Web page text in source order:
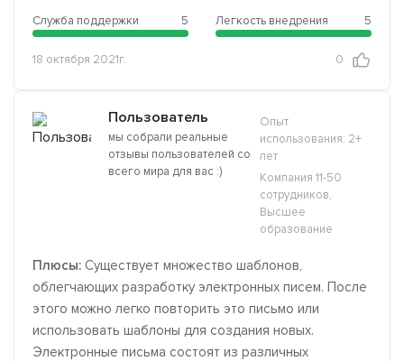
Служба поддержки 5 Легкость внедрения 5
18 октября 2021г. 0
Пользователь
мы собрали реальные
отзывы пользователей со
всего мира для вас :)
Опыт
использования: 2+
лет
Компания 11-50
сотрудников,
Высшее
образование
Плюсы: Существует множество шаблонов,
облегчающих разработку электронных писем. После
этого можно легко повторить это письмо или
использовать шаблоны для создания новых.
Электронные письма состоят из различных